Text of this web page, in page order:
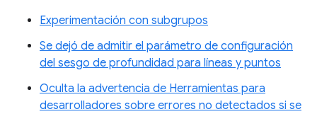
Experimentación con subgrupos
Se dejó de admitir el parámetro de configuración
del sesgo de profundidad para líneas y puntos
Oculta la advertencia de Herramientas para
desarrolladores sobre errores no detectados si se